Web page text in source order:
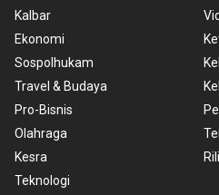
Kalbar
Ekonomi
Sospolhukam
Travel & Budaya
Pro-Bisnis
Olahraga
Kesra
Teknologi